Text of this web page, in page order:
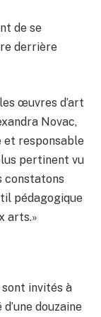
de se
derrière
œuvres d’art
Novac,
et responsable
pertinent vu
constatons
pédagogique
arts.»
sont invités à
douzaine